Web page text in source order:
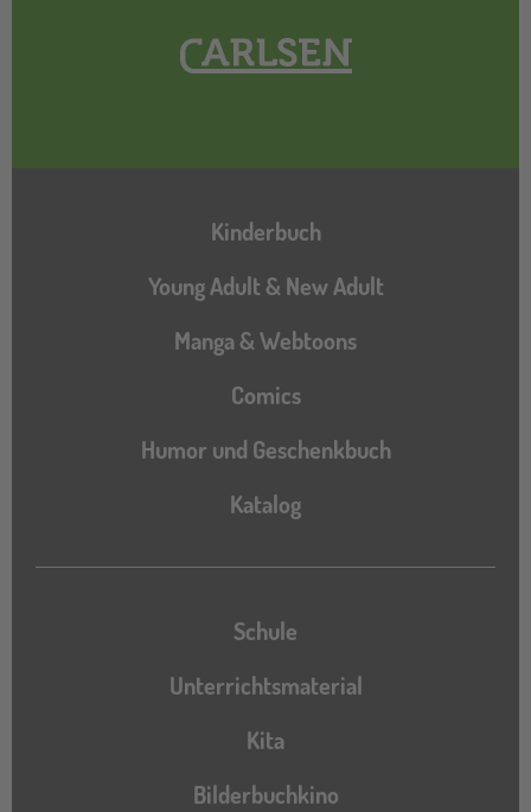
Hauptnavigation
Kinderbuch
Young Adult & New Adult
Manga & Webtoons
Comics
Humor und Geschenkbuch
Katalog
Katalog
Schule
Unterrichtsmaterial
Kita
Bilderbuchkino